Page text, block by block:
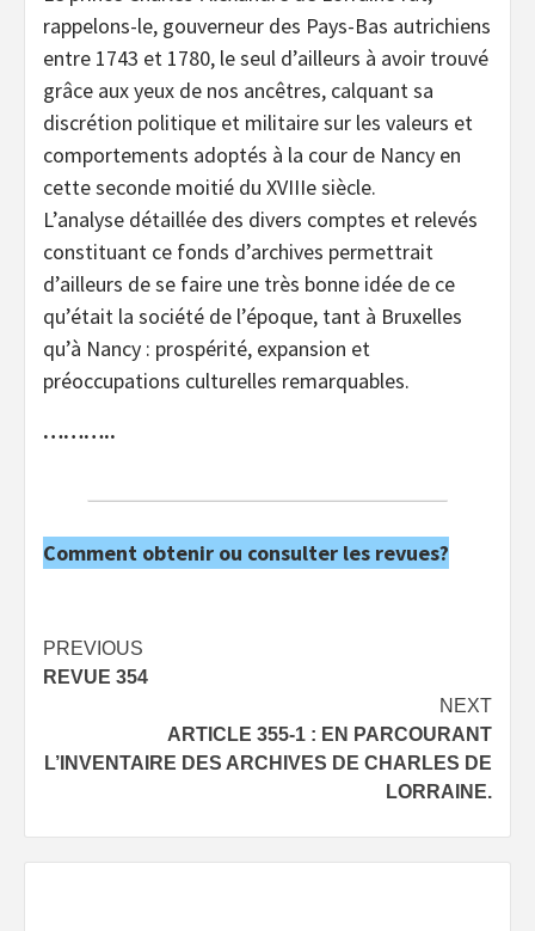
rappelons-le, gouverneur des Pays-Bas autrichiens
entre 1743 et 1780, le seul d’ailleurs à avoir trouvé
grâce aux yeux de nos ancêtres, calquant sa
discrétion politique et militaire sur les valeurs et
comportements adoptés à la cour de Nancy en
cette seconde moitié du XVIIIe siècle.
L’analyse détaillée des divers comptes et relevés
constituant ce fonds d’archives permettrait
d’ailleurs de se faire une très bonne idée de ce
qu’était la société de l’époque, tant à Bruxelles
qu’à Nancy : prospérité, expansion et
préoccupations culturelles remarquables.
………..
Comment obtenir ou consulter les revues?
Post
navigation
PREVIOUS
REVUE 354
NEXT
ARTICLE 355-1 : EN PARCOURANT
L’INVENTAIRE DES ARCHIVES DE CHARLES DE
LORRAINE.